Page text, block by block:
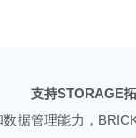
支持STORAGE
据管理能力，